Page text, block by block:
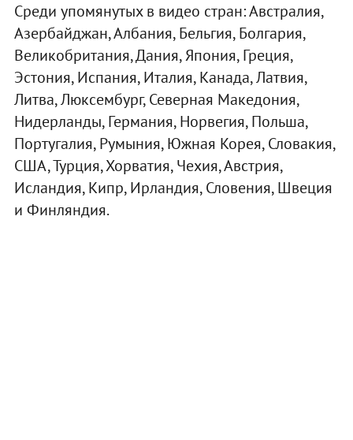
Среди упомянутых в видео стран: Австралия,
Азербайджан, Албания, Бельгия, Болгария,
Великобритания, Дания, Япония, Греция,
Эстония, Испания, Италия, Канада, Латвия,
Литва, Люксембург, Северная Македония,
Нидерланды, Германия, Норвегия, Польша,
Португалия, Румыния, Южная Корея, Словакия,
США, Турция, Хорватия, Чехия, Австрия,
Исландия, Кипр, Ирландия, Словения, Швеция
и Финляндия.